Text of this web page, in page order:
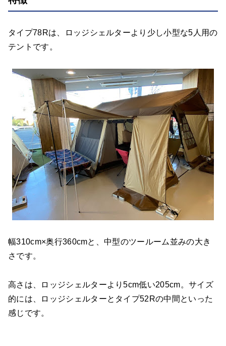
タイプ78Rは、ロッジシェルターより少し小型な5人用の
テントです。
幅310cm×奥行360cmと、中型のツールーム並みの大き
さです。
高さは、ロッジシェルターより5cm低い205cm。サイズ
的には、ロッジシェルターとタイプ52Rの中間といった
感じです。